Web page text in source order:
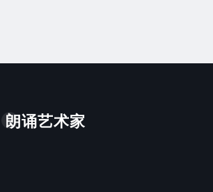
朗诵艺术家